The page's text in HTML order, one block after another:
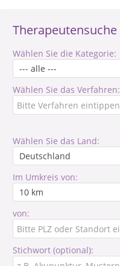
Therapeutensuche
Wählen Sie die Kategorie:
Wählen Sie das Verfahren:
Wählen Sie das Land:
Im Umkreis von:
von:
Stichwort (optional):